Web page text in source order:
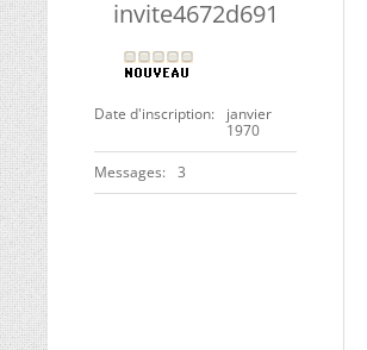
invite4672d691
Date d'inscription
janvier
1970
Messages 3